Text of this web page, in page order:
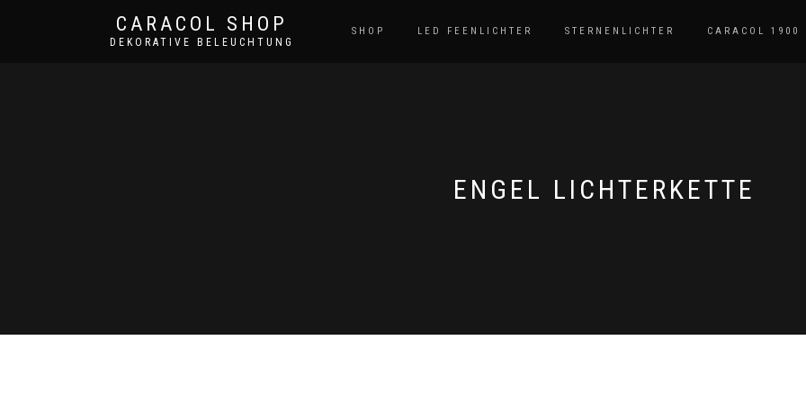
CARACOL SHOP
DEKORATIVE BELEUCHTUNG
SHOP LED FEENLICHTER STERNENLICHTER CARACOL 1900
ENGEL LICHTERKETTE